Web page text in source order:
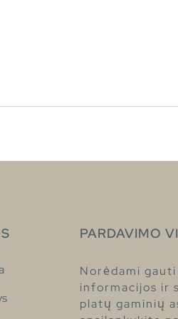
PARDAVIMO
Norėdami gauti
informacijos ir
platų gaminių